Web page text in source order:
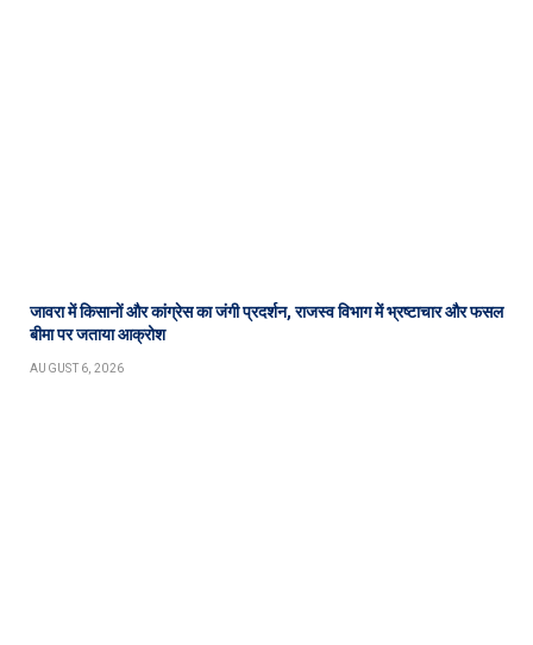
जावरा में किसानों और कांग्रेस का जंगी प्रदर्शन, राजस्व विभाग में भ्रष्टाचार और फसल
बीमा पर जताया आक्रोश
AUGUST 6, 2026